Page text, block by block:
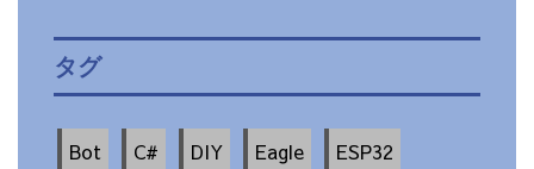
タグ
Bot C# DIY Eagle
ESP32